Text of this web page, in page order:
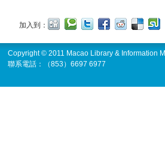
加入到：
Copyright © 2011 Macao Library & Information
聯系電話：（853）6697 6977